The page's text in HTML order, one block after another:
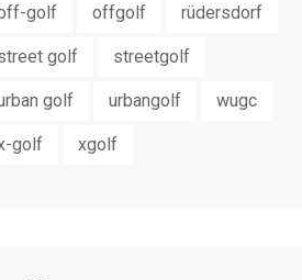
golf offgolf rüdersdorf
golf streetgolf
golf urbangolf wugc
golf xgolf